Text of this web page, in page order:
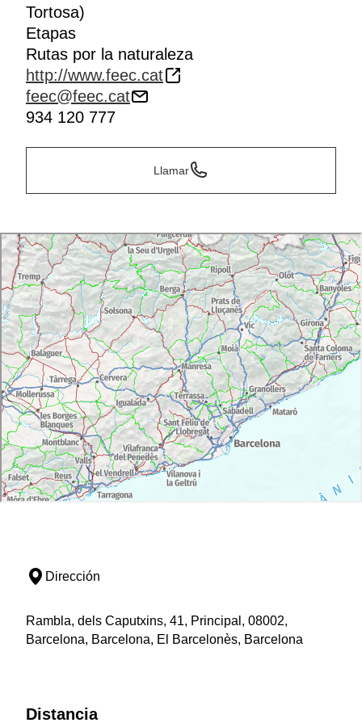
Tortosa)
Etapas
Rutas por la naturaleza
http://www.feec.cat
feec@feec.cat
934 120 777
Llamar
Dirección
Rambla, dels Caputxins, 41, Principal, 08002,
Barcelona, Barcelona, El Barcelonès, Barcelona
Distancia